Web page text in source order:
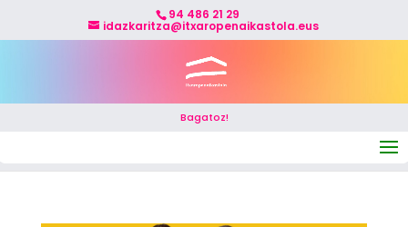
94 486 21 29
idazkaritza@itxaropenaikastola.eus
Bagatoz!